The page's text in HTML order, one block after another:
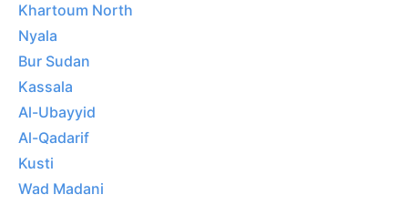
Khartoum North
Nyala
Bur Sudan
Kassala
Al-Ubayyid
Al-Qadarif
Kusti
Wad Madani